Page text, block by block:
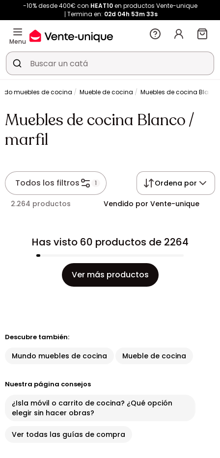
-10% desde 400€ con HEAT10en productos Vente-unique
Termina en: 02d 04h 53m 33s
Menu
muebles de cocina Mueble de cocina Muebles de cocina
Muebles de cocina Blanco /
marfil
Todos los filtros 1 Ordena por
2.264 productos Vendido por Vente-unique
Has visto 60 productos de 2264
Ver más productos
Descubre también:
Mundo muebles de cocina Mueble de cocina
Nuestra página consejos
¿Isla móvil o carrito de cocina? ¿Qué opción
elegir sin hacer obras?
Ver todas las guías de compra